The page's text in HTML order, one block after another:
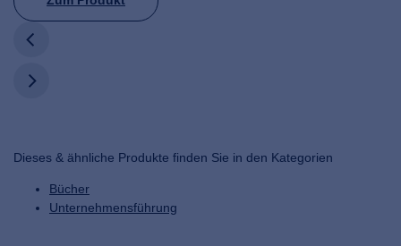
Dieses & ähnliche Produkte finden Sie in den Kategorien
Bücher
Unternehmensführung